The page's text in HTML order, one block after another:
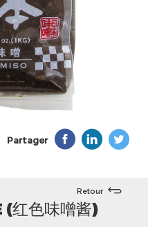
Partager
Retour
(红色味噌酱)